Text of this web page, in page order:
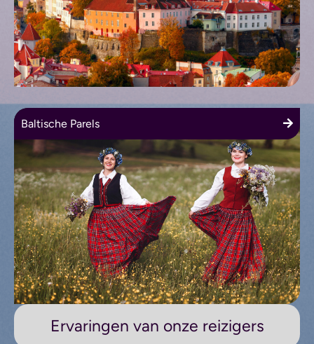
Baltische Parels
Ervaringen van onze reizigers